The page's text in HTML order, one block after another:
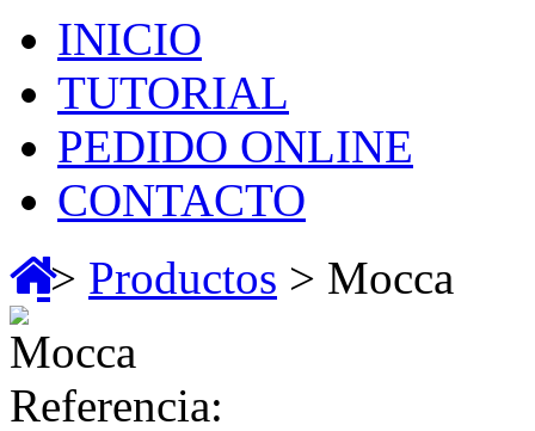
INICIO
TUTORIAL
PEDIDO ONLINE
CONTACTO
> Productos > Mocca
Mocca
Referencia: